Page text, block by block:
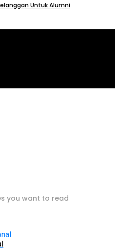
Untuk Alumni
you want to read